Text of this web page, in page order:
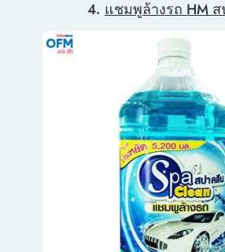
4. แชมพูล้างรถ HM